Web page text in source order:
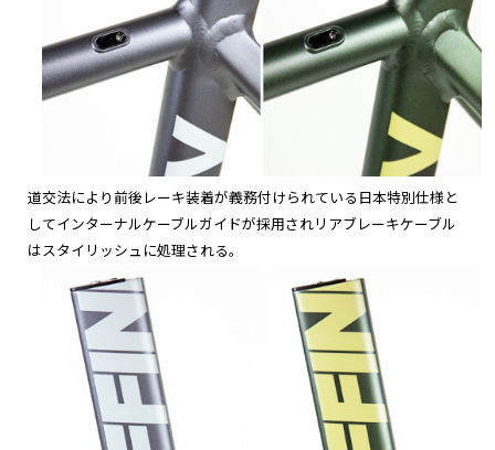
道交法により前後レーキ装着が義務付けられている日本特別仕様と
してインターナルケーブルガイドが採用されリアブレーキケーブル
はスタイリッシュに処理される。